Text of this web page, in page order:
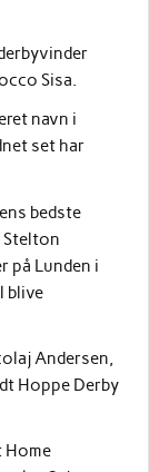
Sisa.
navn i
set har
bedste
Stelton
på Lunden i
blive
Andersen,
Hoppe Derby
Home